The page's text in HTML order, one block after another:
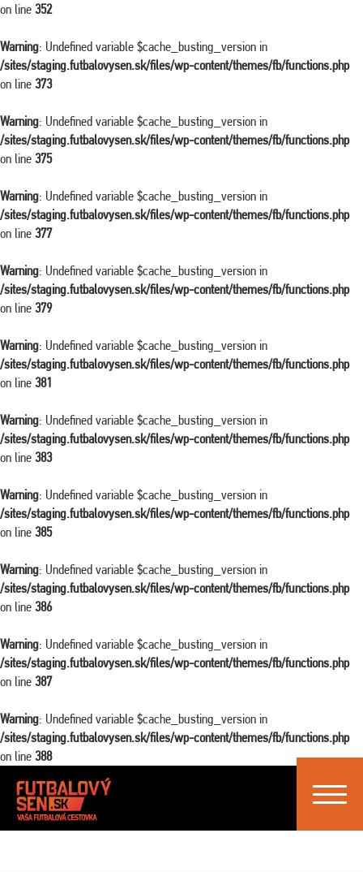
on line 352
Warning: Undefined variable $cache_busting_version in
/sites/staging.futbalovysen.sk/files/wp-content/themes/fb/functions.php
on line 373
Warning: Undefined variable $cache_busting_version in
/sites/staging.futbalovysen.sk/files/wp-content/themes/fb/functions.php
on line 375
Warning: Undefined variable $cache_busting_version in
/sites/staging.futbalovysen.sk/files/wp-content/themes/fb/functions.php
on line 377
Warning: Undefined variable $cache_busting_version in
/sites/staging.futbalovysen.sk/files/wp-content/themes/fb/functions.php
on line 379
Warning: Undefined variable $cache_busting_version in
/sites/staging.futbalovysen.sk/files/wp-content/themes/fb/functions.php
on line 381
Warning: Undefined variable $cache_busting_version in
/sites/staging.futbalovysen.sk/files/wp-content/themes/fb/functions.php
on line 383
Warning: Undefined variable $cache_busting_version in
/sites/staging.futbalovysen.sk/files/wp-content/themes/fb/functions.php
on line 385
Warning: Undefined variable $cache_busting_version in
/sites/staging.futbalovysen.sk/files/wp-content/themes/fb/functions.php
on line 386
Warning: Undefined variable $cache_busting_version in
/sites/staging.futbalovysen.sk/files/wp-content/themes/fb/functions.php
on line 387
Warning: Undefined variable $cache_busting_version in
/sites/staging.futbalovysen.sk/files/wp-content/themes/fb/functions.php
on line 388
Toggle